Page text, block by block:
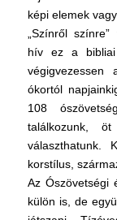
képi elemek
„Színről
hív ez a bibliai
végigvezessen
ókortól
108
találkozunk,
választhatunk.
korstílus,
Az Ószövetségi
külön is, de